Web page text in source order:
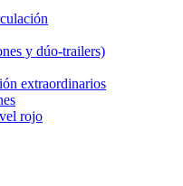
y dúo-trailers)
extraordinarios
rojo